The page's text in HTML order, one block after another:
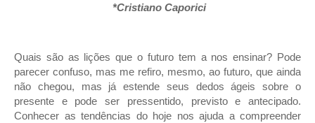
*Cristiano Caporici
Quais são as lições que o futuro tem a nos ensinar? Pode
parecer confuso, mas me refiro, mesmo, ao futuro, que ainda
não chegou, mas já estende seus dedos ágeis sobre o
presente e pode ser pressentido, previsto e antecipado.
Conhecer as tendências do hoje nos ajuda a compreender